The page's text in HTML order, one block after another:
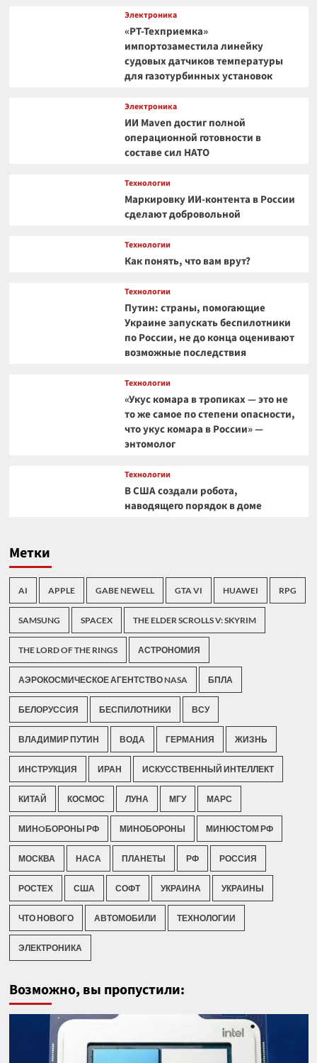
Электроника
«РТ-Техприемка»
импортозаместила линейку
судовых датчиков температуры
для газотурбинных установок
Электроника
ИИ Maven достиг полной
операционной готовности в
составе сил НАТО
Технологии
Маркировку ИИ-контента в России
сделают добровольной
Технологии
Как понять, что вам врут?
Технологии
Путин: страны, помогающие
Украине запускать беспилотники
по России, не до конца оценивают
возможные последствия
Технологии
«Укус комара в тропиках — это не
то же самое по степени опасности,
что укус комара в России» —
энтомолог
Технологии
В США создали робота,
наводящего порядок в доме
Метки
AI APPLE GABE NEWELL GTA VI HUAWEI RPG
SAMSUNG SPACEX THE ELDER SCROLLS V: SKYRIM
THE LORD OF THE RINGS АСТРОНОМИЯ
АЭРОКОСМИЧЕСКОЕ АГЕНТСТВО NASA БПЛА
БЕЛОРУССИЯ БЕСПИЛОТНИКИ ВСУ
ВЛАДИМИР ПУТИН ВОДА ГЕРМАНИЯ ЖИЗНЬ
ИНСТРУКЦИЯ ИРАН ИСКУССТВЕННЫЙ ИНТЕЛЛЕКТ
КИТАЙ КОСМОС ЛУНА МГУ МАРС
МИНOБОРОНЫ РФ МИНОБОРОНЫ МИНЮСТОМ РФ
МОСКВА НАСА ПЛАНЕТЫ РФ РОССИЯ
РОСТЕХ США СОФТ УКРАИНА УКРАИНЫ
ЧТО НОВОГО АВТОМОБИЛИ ТЕХНОЛОГИИ
ЭЛЕКТРОНИКА
Возможно, вы пропустили: